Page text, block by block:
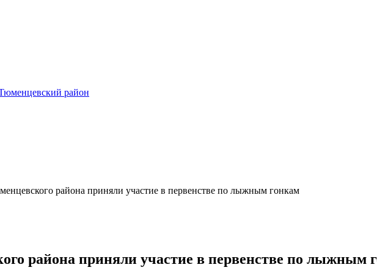
район
района приняли участие в первенстве по лыжным гонкам
района приняли участие в первенстве по лыжным